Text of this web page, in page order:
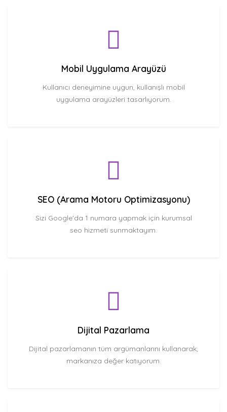
Mobil Uygulama Arayüzü
Kullanıcı deneyimine uygun, kullanışlı mobil
uygulama arayüzleri tasarlıyorum.
SEO (Arama Motoru Optimizasyonu)
Sizi Google'da 1 numara yapmak için kurumsal
seo hizmeti sunmaktayım.
Dijital Pazarlama
Dijital pazarlamanın tüm argümanlarını kullanarak,
markanıza değer katıyorum.